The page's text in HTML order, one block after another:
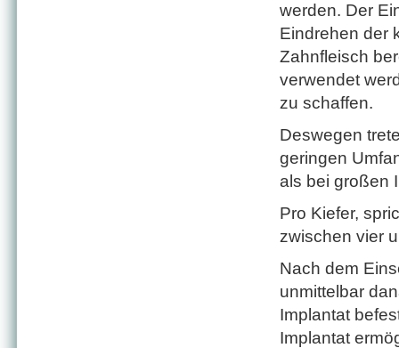
werden. Der
Eindrehen der
Zahnfleisch
verwendet
zu schaffen.
Deswegen
geringen
als bei großen
Pro Kiefer,
zwischen vier
Nach dem
unmittelbar
Implantat
Implantat